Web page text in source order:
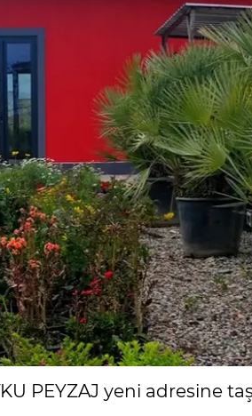
PEYZAJ yeni adresine